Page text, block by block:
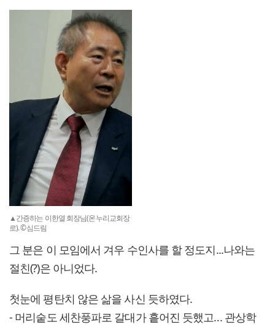
▲간증하는 이한열 회장님(온누리교회장
로). ©심드림
그 분은 이 모임에서 겨우 수인사를 할 정도지...나와는
절친(?)은 아니었다.
첫눈에 평탄치 않은 삶을 사신 듯하였다.
- 머리숱도 세찬풍파로 갈대가 흩어진 듯했고‥. 관상학